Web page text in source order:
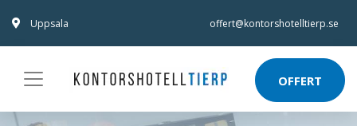
Uppsala offert@kontorshotelltierp.se
OFFERT